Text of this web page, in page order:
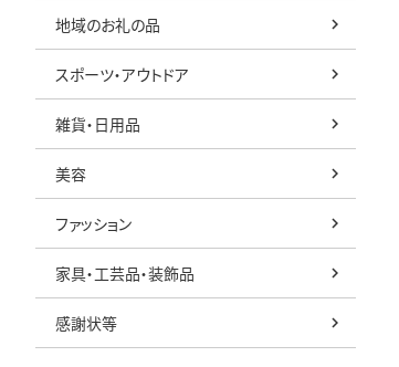
地域のお礼の品
スポーツ・アウトドア
雑貨・日用品
美容
ファッション
家具・工芸品・装飾品
感謝状等